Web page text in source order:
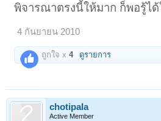
พิจารณาตรงนี้ให้มาก ก็พอรู้ได้
4 กันยายน 2010
ถูกใจ x4 ดูรายการ
chotipala
Active Member